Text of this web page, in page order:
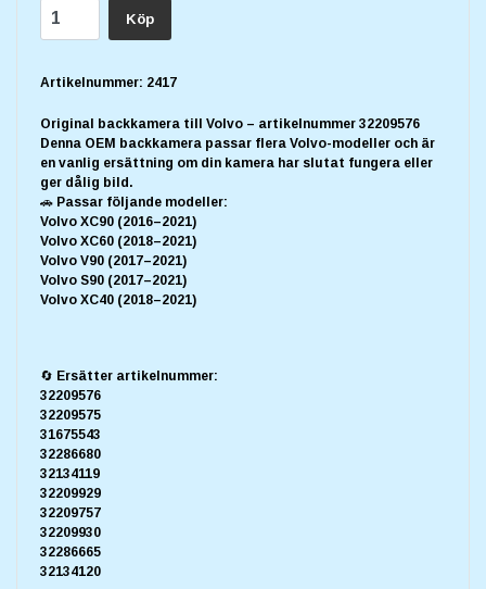
Köp
Artikelnummer: 2417
Original backkamera till Volvo – artikelnummer 32209576
Denna OEM backkamera passar flera Volvo-modeller och är
en vanlig ersättning om din kamera har slutat fungera eller
ger dålig bild.
🚗 Passar följande modeller:
Volvo XC90 (2016–2021)
Volvo XC60 (2018–2021)
Volvo V90 (2017–2021)
Volvo S90 (2017–2021)
Volvo XC40 (2018–2021)
🔄 Ersätter artikelnummer:
32209576
32209575
31675543
32286680
32134119
32209929
32209757
32209930
32286665
32134120